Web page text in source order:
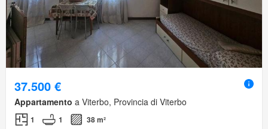
37.500 €
Appartamento a Viterbo, Provincia di Viterbo
1 1
38 m²